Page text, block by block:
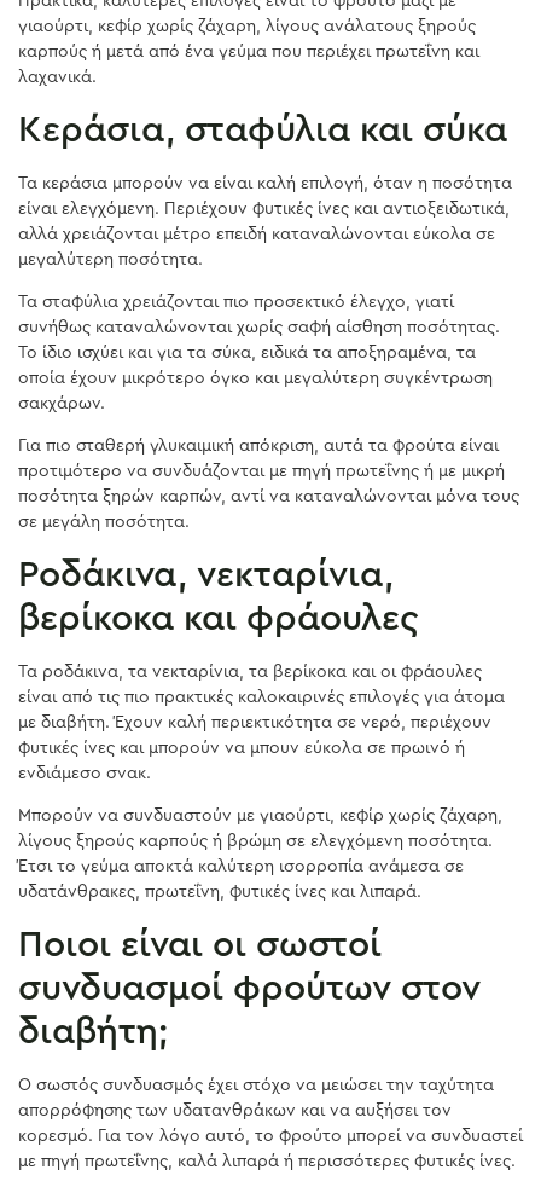
γιαούρτι, κεφίρ χωρίς ζάχαρη, λίγους ανάλατους ξηρούς
καρπούς ή μετά από ένα γεύμα που περιέχει πρωτεΐνη και
λαχανικά.
Κεράσια, σταφύλια και σύκα
Τα κεράσια μπορούν να είναι καλή επιλογή, όταν η ποσότητα
είναι ελεγχόμενη. Περιέχουν φυτικές ίνες και αντιοξειδωτικά,
αλλά χρειάζονται μέτρο επειδή καταναλώνονται εύκολα σε
μεγαλύτερη ποσότητα.
Τα σταφύλια χρειάζονται πιο προσεκτικό έλεγχο, γιατί
συνήθως καταναλώνονται χωρίς σαφή αίσθηση ποσότητας.
Το ίδιο ισχύει και για τα σύκα, ειδικά τα αποξηραμένα, τα
οποία έχουν μικρότερο όγκο και μεγαλύτερη συγκέντρωση
σακχάρων.
Για πιο σταθερή γλυκαιμική απόκριση, αυτά τα φρούτα είναι
προτιμότερο να συνδυάζονται με πηγή πρωτεΐνης ή με μικρή
ποσότητα ξηρών καρπών, αντί να καταναλώνονται μόνα τους
σε μεγάλη ποσότητα.
Ροδάκινα, νεκταρίνια,
βερίκοκα και φράουλες
Τα ροδάκινα, τα νεκταρίνια, τα βερίκοκα και οι φράουλες
είναι από τις πιο πρακτικές καλοκαιρινές επιλογές για άτομα
με διαβήτη. Έχουν καλή περιεκτικότητα σε νερό, περιέχουν
φυτικές ίνες και μπορούν να μπουν εύκολα σε πρωινό ή
ενδιάμεσο σνακ.
Μπορούν να συνδυαστούν με γιαούρτι, κεφίρ χωρίς ζάχαρη,
λίγους ξηρούς καρπούς ή βρώμη σε ελεγχόμενη ποσότητα.
Έτσι το γεύμα αποκτά καλύτερη ισορροπία ανάμεσα σε
υδατάνθρακες, πρωτεΐνη, φυτικές ίνες και λιπαρά.
Ποιοι είναι οι σωστοί
συνδυασμοί φρούτων στον
διαβήτη;
Ο σωστός συνδυασμός έχει στόχο να μειώσει την ταχύτητα
απορρόφησης των υδατανθράκων και να αυξήσει τον
κορεσμό. Για τον λόγο αυτό, το φρούτο μπορεί να συνδυαστεί
με πηγή πρωτεΐνης, καλά λιπαρά ή περισσότερες φυτικές ίνες.